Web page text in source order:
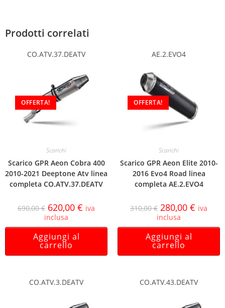
Prodotti correlati
CO.ATV.37.DEATV
OFFERTA!
Scarichi
Scarico GPR Aeon Cobra 400
2010-2021 Deeptone Atv linea
completa CO.ATV.37.DEATV
690,00€ 620,00 € iva
inclusa
Aggiungi al
carrello
AE.2.EVO4
OFFERTA!
Scarichi
Scarico GPR Aeon Elite 2010-
2016 Evo4 Road linea
completa AE.2.EVO4
310,00€ 280,00 € iva
inclusa
Aggiungi al
carrello
CO.ATV.3.DEATV CO.ATV.43.DEATV